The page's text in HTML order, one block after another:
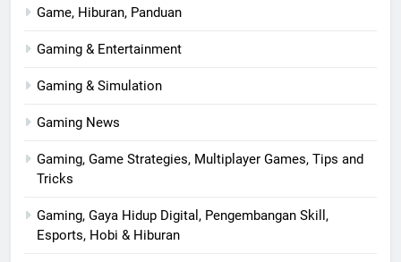
Game, Hiburan, Panduan
Gaming & Entertainment
Gaming & Simulation
Gaming News
Gaming, Game Strategies, Multiplayer Games, Tips and
Tricks
Gaming, Gaya Hidup Digital, Pengembangan Skill,
Esports, Hobi & Hiburan